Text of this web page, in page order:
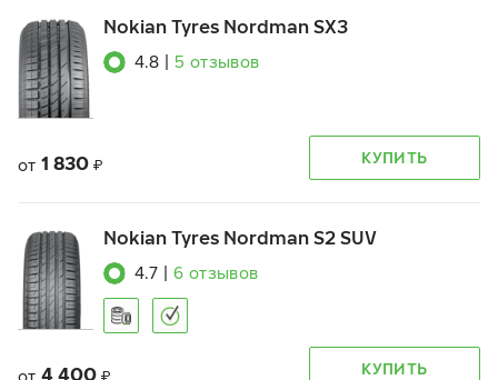
Nokian Tyres Nordman SX3
4.8 5 отзывов
от 1 830 ₽ КУПИТЬ
Nokian Tyres Nordman S2 SUV
4.7 6 отзывов
от 4 400 ₽ КУПИТЬ